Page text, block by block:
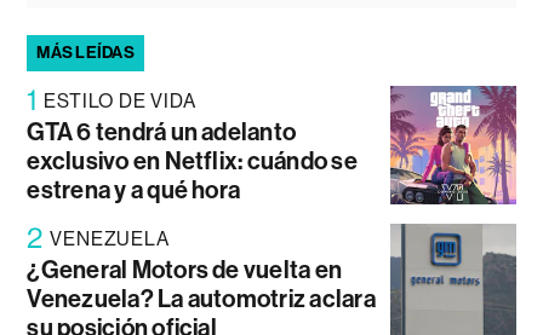
MÁS LEÍDAS
1 ESTILO DE VIDA
GTA 6 tendrá un adelanto
exclusivo en Netflix: cuándo se
estrena y a qué hora
2 VENEZUELA
¿General Motors de vuelta en
Venezuela? La automotriz aclara
su posición oficial